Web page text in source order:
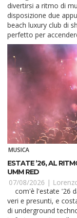
divertirsi a ritmo di
disposizione due
beach luxury club di
perfetto per
Dalle 21, ...
MUSICA
ESTATE ’26, AL
UMM RED
07/08/2026 |
veri e presunti, e
di underground